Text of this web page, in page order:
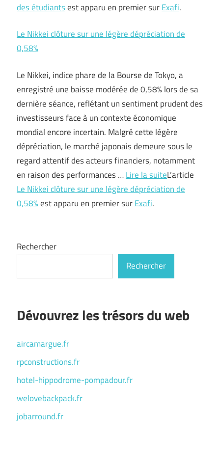
des étudiantsest apparu en premier surExafi.
Le Nikkei clôture sur une légère dépréciation de
0,58%
Le Nikkei, indice phare de la Bourse de Tokyo, a
enregistré une baisse modérée de 0,58% lors de sa
dernière séance, reflétant un sentiment prudent des
investisseurs face à un contexte économique
mondial encore incertain. Malgré cette légère
dépréciation, le marché japonais demeure sous le
regard attentif des acteurs financiers, notamment
en raison des performances …Lire la suiteL’article
Le Nikkei clôture sur une légère dépréciation de
0,58%est apparu en premier surExafi.
Rechercher
Rechercher
Dévouvrez les trésors du web
aircamargue.fr
rpconstructions.fr
hotel-hippodrome-pompadour.fr
welovebackpack.fr
jobarround.fr